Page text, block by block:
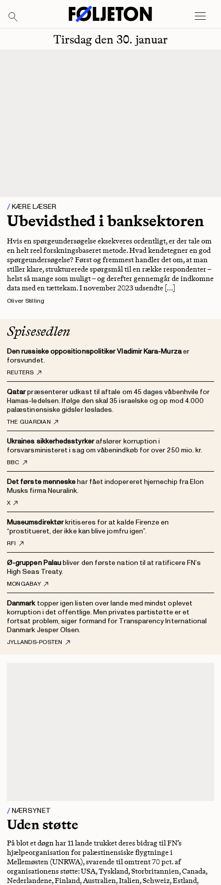
Tirsdag den 30. januar
KÆRE LÆSER
Ubevidsthed i banksektoren
Hvis en spørgeundersøgelse eksekveres ordentligt, er der tale om
en helt reel forskningsbaseret metode. Hvad kendetegner en god
spørgeundersøgelse? Først og fremmest handler det om, at man
stiller klare, strukturerede spørgsmål til en række respondenter –
helst så mange som muligt – og derefter gennemgår de indkomne
data med en tættekam. I november 2023 udsendte […]
Oliver Stilling
Spisesedlen
Den russiske oppositionspolitiker Vladimir Kara-Murzaer
forsvundet.
REUTERS
Qatarpræsenterer udkast til aftale om 45 dages våbenhvile for
Hamas-ledelsen. Ifølge den skal 35 israelske og op mod 4.000
palæstinensiske gidsler løslades.
THE GUARDIAN
Ukraines sikkerhedsstyrkerafslører korruption i
forsvarsministeret i sag om våbenindkøb for over 250 mio. kr.
BBC
Det første menneskehar fået indopereret hjernechip fra Elon
Musks firma Neuralink.
X
Museumsdirektørkritiseres for at kalde Firenze en
“prostitueret, der ikke kan blive jomfru igen”.
RFI
Ø-gruppen Palaubliver den første nation til at ratificere FN’s
High Seas Treaty.
MONGABAY
Danmark topper igen listen over lande med mindst oplevet
korruption i det offentlige. Men privates partistøtte er et
fortsat problem, siger formand for Transparency International
Danmark Jesper Olsen.
JYLLANDS-POSTEN
NÆRSYNET
Uden støtte
På blot et døgn har 11 lande trukket deres bidrag til FN’s
hjælpeorganisation for palæstinensiske flygtninge i
Mellemøsten (UNRWA), svarende til omtrent 70 pct. af
organisationens støtte: USA, Tyskland, Storbritannien, Canada,
Nederlandene, Finland, Australien, Italien, Schweiz, Estland,